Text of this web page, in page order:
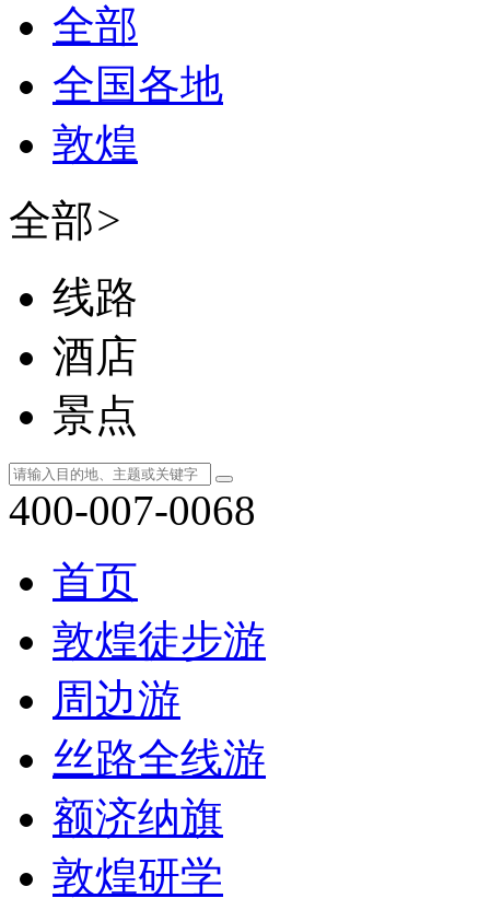
全部
全国各地
敦煌
全部>
线路
酒店
景点
400-007-0068
首页
敦煌徒步游
周边游
丝路全线游
额济纳旗
敦煌研学